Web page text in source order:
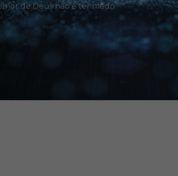
de Deus não é ter medo